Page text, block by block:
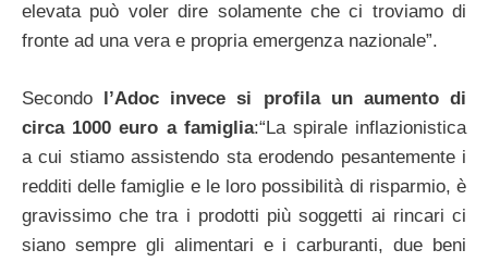
elevata può voler dire solamente che ci troviamo di
fronte ad una vera e propria emergenza nazionale”.
Secondo l’Adoc invece si profila un aumento di
circa 1000 euro a famiglia:“La spirale inflazionistica
a cui stiamo assistendo sta erodendo pesantemente i
redditi delle famiglie e le loro possibilità di risparmio, è
gravissimo che tra i prodotti più soggetti ai rincari ci
siano sempre gli alimentari e i carburanti, due beni